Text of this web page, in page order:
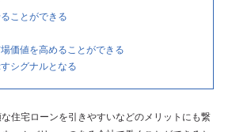
ことができる
価値を高めることができる
シグナルとなる
住宅ローンを引きやすいなどのメリットにも繋